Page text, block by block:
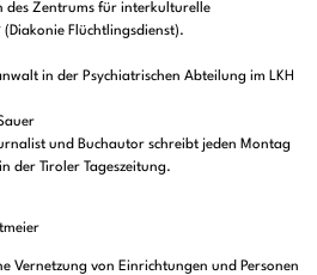
des Zentrums für interkulturelle
Flüchtlingsdienst).
in der Psychiatrischen Abteilung im LKH
und Buchautor schreibt jeden Montag
der Tiroler Tageszeitung.
Vernetzung von Einrichtungen und Personen